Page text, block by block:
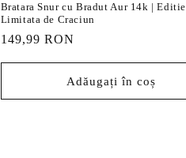
Bratara Snur cu Bradut Aur 14k | Editie
Limitata de Craciun
Preț
149,99 RON
Adăugați în coș